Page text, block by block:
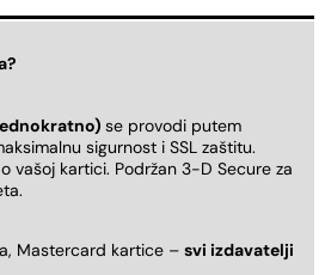
se provodi putem
sigurnost i SSL zaštitu.
vašoj kartici. Podržan 3-D Secure za
Mastercard kartice – svi izdavatelji